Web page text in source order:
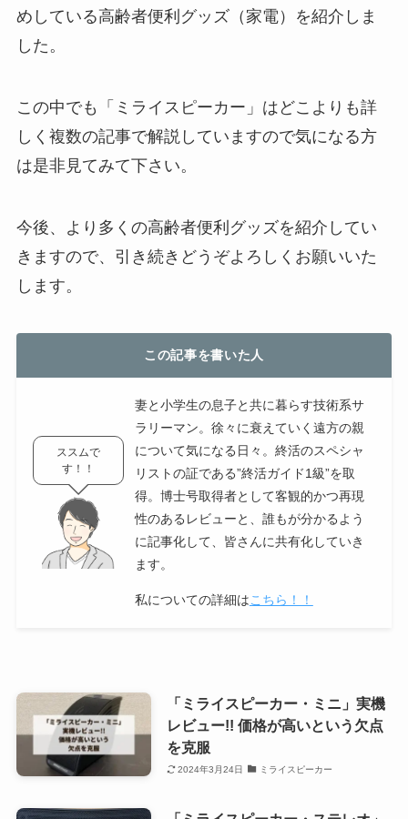
めしている高齢者便利グッズ（家電）を紹介しま
した。
この中でも「ミライスピーカー」はどこよりも詳
しく複数の記事で解説していますので気になる方
は是非見てみて下さい。
今後、より多くの高齢者便利グッズを紹介してい
きますので、引き続きどうぞよろしくお願いいた
します。
この記事を書いた人
妻と小学生の息子と共に暮らす技術系サ
ラリーマン。徐々に衰えていく遠方の親
について気になる日々。終活のスペシャ
リストの証である”終活ガイド1級”を取
得。博士号取得者として客観的かつ再現
性のあるレビューと、誰もが分かるよう
に記事化して、皆さんに共有化していき
ます。
私についての詳細はこちら！！
ススムで
す！！
「ミライスピーカー・ミニ」実機
レビュー!! 価格が高いという欠点
を克服
2024年3月24日 ミライスピーカー